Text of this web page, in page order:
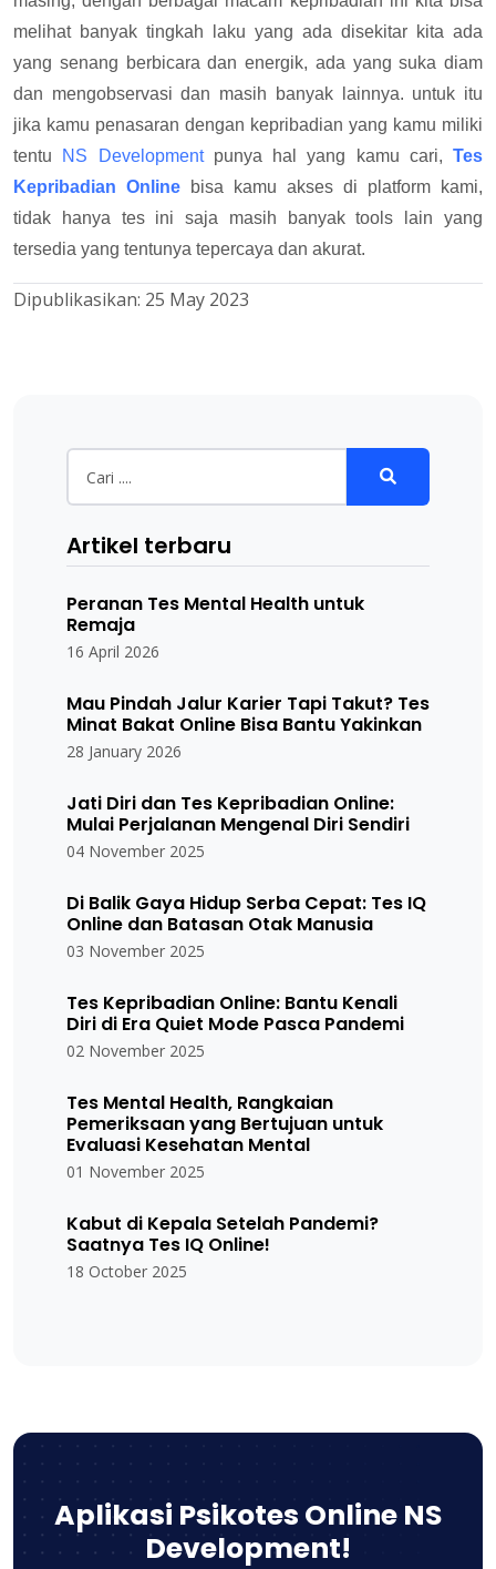
melihat banyak tingkah laku yang ada disekitar kita ada
yang senang berbicara dan energik, ada yang suka diam
dan mengobservasi dan masih banyak lainnya. untuk itu
jika kamu penasaran dengan kepribadian yang kamu miliki
tentu
NS Developmentpunya hal yang kamu cari, Tes
Kepribadian Online bisa kamu akses di platform kami,
tidak hanya tes ini saja masih banyak tools lain yang
tersedia yang tentunya tepercaya dan akurat.
Dipublikasikan: 25 May 2023
Artikel terbaru
Peranan Tes Mental Health untuk
Remaja
16 April 2026
Mau Pindah Jalur Karier Tapi Takut? Tes
Minat Bakat Online Bisa Bantu Yakinkan
28 January 2026
Jati Diri dan Tes Kepribadian Online:
Mulai Perjalanan Mengenal Diri Sendiri
04 November 2025
Di Balik Gaya Hidup Serba Cepat: Tes IQ
Online dan Batasan Otak Manusia
03 November 2025
Tes Kepribadian Online: Bantu Kenali
Diri di Era Quiet Mode Pasca Pandemi
02 November 2025
Tes Mental Health, Rangkaian
Pemeriksaan yang Bertujuan untuk
Evaluasi Kesehatan Mental
01 November 2025
Kabut di Kepala Setelah Pandemi?
Saatnya Tes IQ Online!
18 October 2025
Aplikasi Psikotes Online NS
Development!